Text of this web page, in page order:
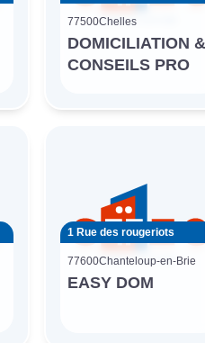
77500Chelles
DOMICILIATION &
CONSEILS PRO
1 Rue des rougeriots
77600Chanteloup-en-Brie
EASY DOM